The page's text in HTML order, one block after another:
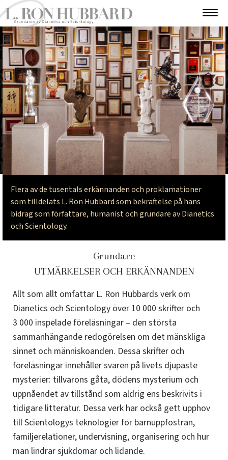
Flera av de tusentals erkännanden och proklamationer
som tilldelats L. Ron Hubbard som bekräftelse på hans
bidrag som författare, humanist och grundare av Dianetics
och Scientology.
Grundare
UTMÄRKELSER OCH ERKÄNNANDEN
Allt som allt omfattar L. Ron Hubbards verk om
Dianetics och Scientology över 10 000 skrifter och
3 000 inspelade föreläsningar – den största
sammanhängande redogörelsen om det mänskliga
sinnet och människoanden. Dessa skrifter och
föreläsningar innehåller svaren på livets djupaste
mysterier: tillvarons gåta, dödens mysterium och
uppnåendet av tillstånd som aldrig ens beskrivits i
tidigare litteratur. Dessa verk har också gett upphov
till Scientologys teknologier för barnuppfostran,
familjerelationer, undervisning, organisering och hur
man lindrar sjukdomar och lidande.